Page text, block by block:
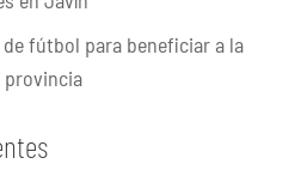
fútbol para beneficiar a la
provincia